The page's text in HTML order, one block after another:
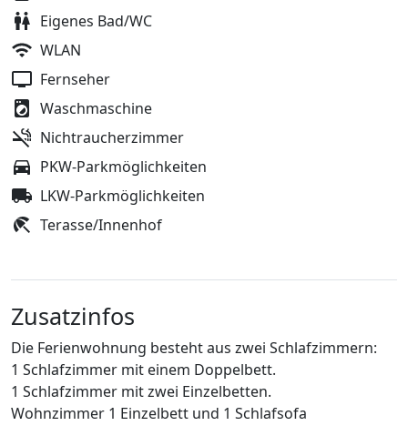
Eigenes Bad/WC
WLAN
Fernseher
Waschmaschine
Nichtraucherzimmer
PKW-Parkmöglichkeiten
LKW-Parkmöglichkeiten
Terasse/Innenhof
Zusatzinfos
Die Ferienwohnung besteht aus zwei Schlafzimmern:
1 Schlafzimmer mit einem Doppelbett.
1 Schlafzimmer mit zwei Einzelbetten.
Wohnzimmer 1 Einzelbett und 1 Schlafsofa